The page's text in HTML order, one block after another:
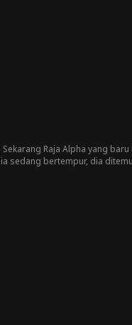
Raja Alpha yang
sedang bertempur, dia